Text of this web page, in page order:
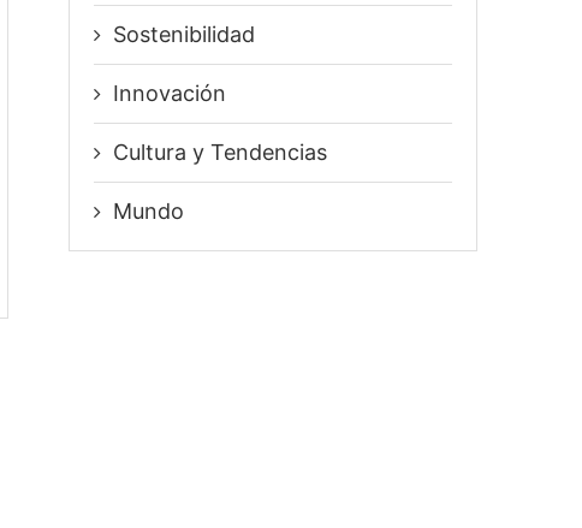
Sostenibilidad
Innovación
⁠Cultura y Tendencias
Mundo